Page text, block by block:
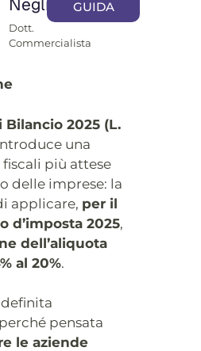
Neglia
Dott.
Commercialista
GUIDA
Bilancio 2025 (L.
una
più attese
delle imprese: la
applicare, per il
d’imposta 2025,
dell’aliquota
al 20%.
pensata
le aziende